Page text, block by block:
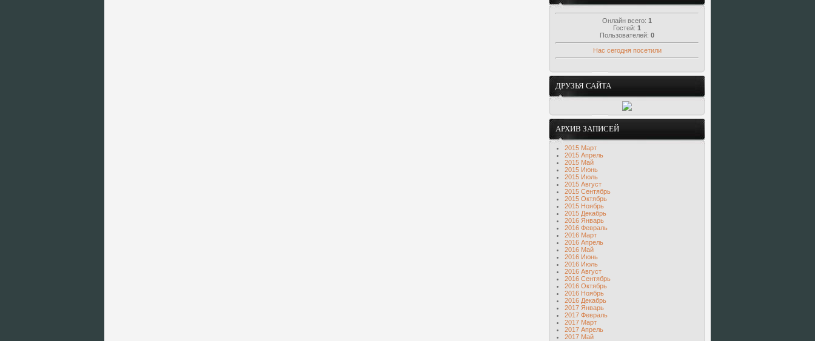
Онлайн всего: 1
Гостей: 1
Пользователей: 0
Нас сегодня посетили
ДРУЗЬЯ САЙТА
АРХИВ ЗАПИСЕЙ
2015 Март
2015 Апрель
2015 Май
2015 Июнь
2015 Июль
2015 Август
2015 Сентябрь
2015 Октябрь
2015 Ноябрь
2015 Декабрь
2016 Январь
2016 Февраль
2016 Март
2016 Апрель
2016 Май
2016 Июнь
2016 Июль
2016 Август
2016 Сентябрь
2016 Октябрь
2016 Ноябрь
2016 Декабрь
2017 Январь
2017 Февраль
2017 Март
2017 Апрель
2017 Май